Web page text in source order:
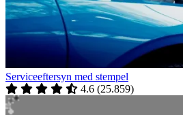
Serviceeftersyn med stempel
4.6 (25.859)